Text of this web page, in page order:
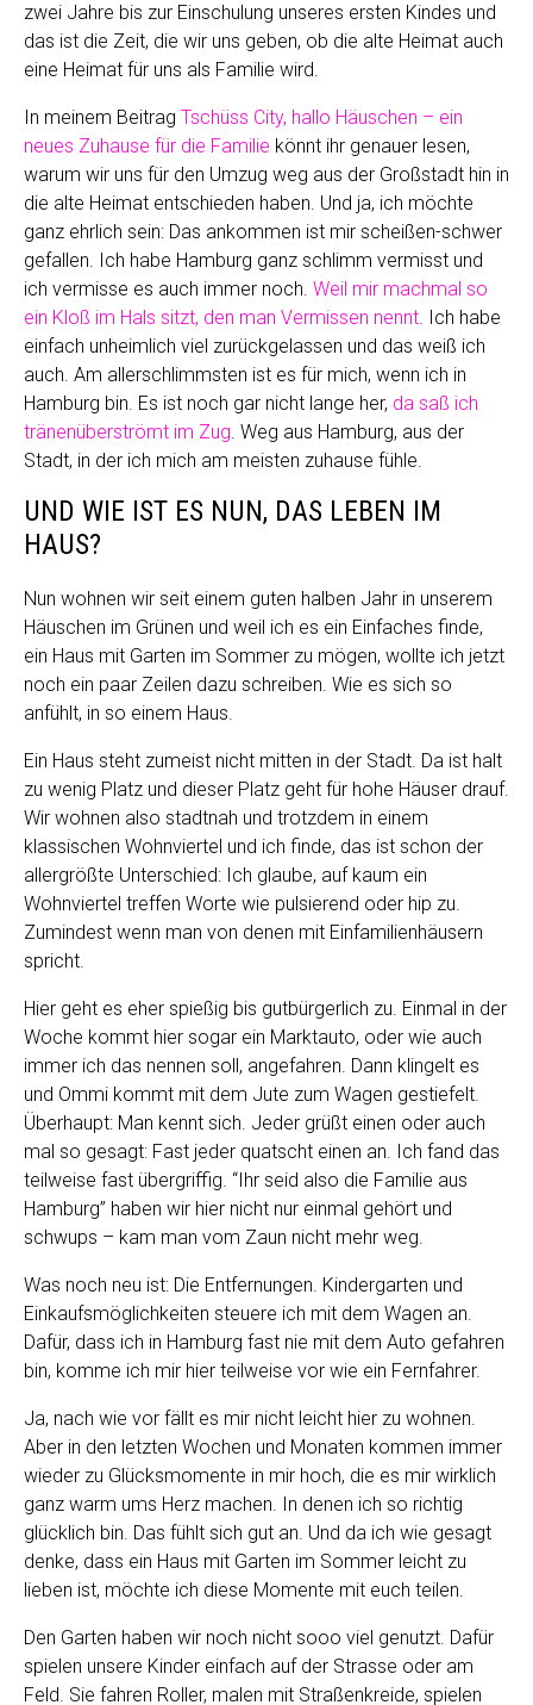
zwei Jahre bis zur Einschulung unseres ersten Kindes und
das ist die Zeit, die wir uns geben, ob die alte Heimat auch
eine Heimat für uns als Familie wird.
In meinem Beitrag Tschüss City, hallo Häuschen – ein
neues Zuhause für die Familie könnt ihr genauer lesen,
warum wir uns für den Umzug weg aus der Großstadt hin in
die alte Heimat entschieden haben. Und ja, ich möchte
ganz ehrlich sein: Das ankommen ist mir scheißen-schwer
gefallen. Ich habe Hamburg ganz schlimm vermisst und
ich vermisse es auch immer noch. Weil mir machmal so
ein Kloß im Hals sitzt, den man Vermissen nennt. Ich habe
einfach unheimlich viel zurückgelassen und das weiß ich
auch. Am allerschlimmsten ist es für mich, wenn ich in
Hamburg bin. Es ist noch gar nicht lange her, da saß ich
tränenüberströmt im Zug. Weg aus Hamburg, aus der
Stadt, in der ich mich am meisten zuhause fühle.
UND WIE IST ES NUN, DAS LEBEN IM
HAUS?
Nun wohnen wir seit einem guten halben Jahr in unserem
Häuschen im Grünen und weil ich es ein Einfaches finde,
ein Haus mit Garten im Sommer zu mögen, wollte ich jetzt
noch ein paar Zeilen dazu schreiben. Wie es sich so
anfühlt, in so einem Haus.
Ein Haus steht zumeist nicht mitten in der Stadt. Da ist halt
zu wenig Platz und dieser Platz geht für hohe Häuser drauf.
Wir wohnen also stadtnah und trotzdem in einem
klassischen Wohnviertel und ich finde, das ist schon der
allergrößte Unterschied: Ich glaube, auf kaum ein
Wohnviertel treffen Worte wie pulsierend oder hip zu.
Zumindest wenn man von denen mit Einfamilienhäusern
spricht.
Hier geht es eher spießig bis gutbürgerlich zu. Einmal in der
Woche kommt hier sogar ein Marktauto, oder wie auch
immer ich das nennen soll, angefahren. Dann klingelt es
und Ommi kommt mit dem Jute zum Wagen gestiefelt.
Überhaupt: Man kennt sich. Jeder grüßt einen oder auch
mal so gesagt: Fast jeder quatscht einen an. Ich fand das
teilweise fast übergriffig. “Ihr seid also die Familie aus
Hamburg” haben wir hier nicht nur einmal gehört und
schwups – kam man vom Zaun nicht mehr weg.
Was noch neu ist: Die Entfernungen. Kindergarten und
Einkaufsmöglichkeiten steuere ich mit dem Wagen an.
Dafür, dass ich in Hamburg fast nie mit dem Auto gefahren
bin, komme ich mir hier teilweise vor wie ein Fernfahrer.
Ja, nach wie vor fällt es mir nicht leicht hier zu wohnen.
Aber in den letzten Wochen und Monaten kommen immer
wieder zu Glücksmomente in mir hoch, die es mir wirklich
ganz warm ums Herz machen. In denen ich so richtig
glücklich bin. Das fühlt sich gut an. Und da ich wie gesagt
denke, dass ein Haus mit Garten im Sommer leicht zu
lieben ist, möchte ich diese Momente mit euch teilen.
Den Garten haben wir noch nicht sooo viel genutzt. Dafür
spielen unsere Kinder einfach auf der Strasse oder am
Feld. Sie fahren Roller, malen mit Straßenkreide, spielen